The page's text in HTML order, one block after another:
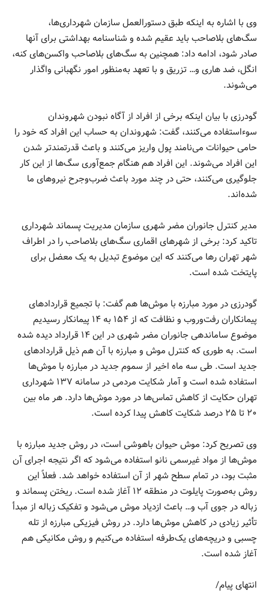
وی با اشاره به اینکه طبق دستورالعمل سازمان شهرداری‌ها،
سگ‌های بلاصاحب باید عقیم شده و شناسنامه بهداشتی برای آنها
صادر شود، ادامه داد: همچنین به سگ‌های بلاصاحب واکسن‌های کنه،
انگل، ضد هاری و… تزریق و با تعهد به‌منظور امور نگهبانی واگذار
می‌شوند.
گودرزی با بیان اینکه برخی از افراد از آگاه نبودن شهروندان
سوءاستفاده می‌کنند، گفت: شهروندان به حساب این افراد که خود را
حامی حیوانات می‌نامند پول واریز می‌کنند و باعث قدرتمندتر شدن
این افراد می‌شوند. این افراد هم هنگام جمع‌آوری سگ‌ها از این کار
جلوگیری می‌کنند، حتی در چند مورد باعث ضرب‌وجرح نیروهای ما
شده‌اند.
مدیر کنترل جانوران مضر شهری سازمان مدیریت پسماند شهرداری
تاکید کرد: برخی از شهرهای اقماری سگ‌های بلاصاحب را در اطراف
شهر تهران رها می‌کنند که این موضوع تبدیل به یک معضل برای
پایتخت شده است.
گودرزی در مورد مبارزه با موش‌ها هم گفت: با تجمیع قراردادهای
پیمانکاران رفت‌وروب و نظافت که از ۱۵۴ به ۱۴ پیمانکار رسیدیم
موضوع ساماندهی جانوران مضر شهری در این ۱۴ قرارداد دیده شده
است. به طوری که کنترل موش و مبارزه با آن هم ذیل قراردادهای
جدید است. طی سه ماه اخیر از سموم جدید در مبارزه با موش‌ها
استفاده شده است و آمار شکایت مردمی در سامانه ۱۳۷ شهرداری
تهران حکایت از کاهش تماس‌ها در مورد موش‌ها دارد. هر ماه بین
۲۰ تا ۲۵ درصد شکایت کاهش پیدا کرده است.
وی تصریح کرد: موش حیوان باهوشی است، در روش جدید مبارزه با
موش‌ها از مواد غیرسمی نانو استفاده می‌شود که اگر نتیجه اجرای آن
مثبت بود، در تمام سطح شهر از آن استفاده خواهد شد. فعلاً این
روش به‌صورت پایلوت در منطقه ۱۲ آغاز شده است. ریختن پسماند و
زباله در جوی آب و… باعث ازدیاد موش می‌شود و تفکیک زباله از مبدأ
تأثیر زیادی در کاهش موش‌ها دارد. در روش فیزیکی مبارزه از تله
چسبی و دریچه‌های یک‌طرفه استفاده می‌کنیم و روش مکانیکی هم
آغاز شده است.
انتهای پیام/